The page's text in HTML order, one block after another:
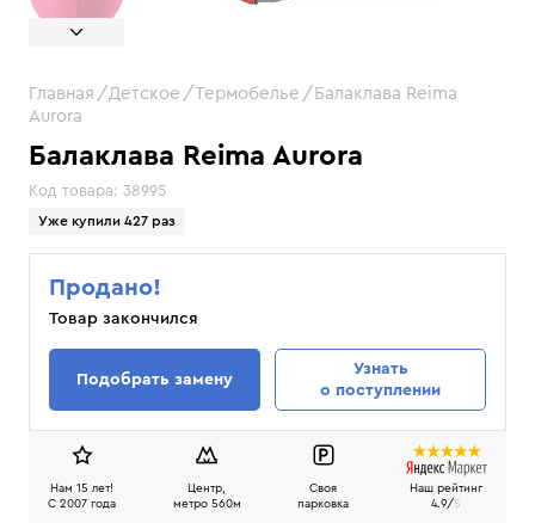
Балаклава Reima Aurora
Код товара: 38995
Уже купили 427 раз
Главная Детское Термобелье
Балаклава Reima
Aurora
Продано!
Товар закончился
Подобрать замену
Узнать
о поступлении
Нам 15 лет!
C 2007 года
Центр,
метро 560м
Своя
парковка
Наш рейтинг
4.9/5